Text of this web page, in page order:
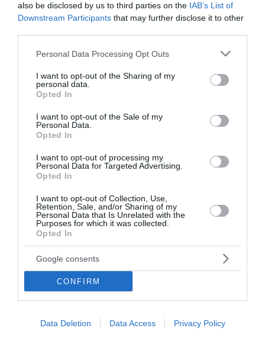
also be disclosed by us to third parties on the IAB’s List of
Downstream Participants that may further disclose it to other
Please note that this website/app uses one or more Google
not limited to your visit or usage behaviour. You may click to
grant or deny consent to Google and its third-party tags to
use your data for below specified purposes in below Google
consent section.
Personal Data Processing Opt Outs
I want to opt-out of the Sharing of my
personal data.
Opted In
I want to opt-out of the Sale of my
Personal Data.
Opted In
I want to opt-out of processing my
Personal Data for Targeted Advertising.
Opted In
I want to opt-out of Collection, Use,
Retention, Sale, and/or Sharing of my
Personal Data that Is Unrelated with the
Purposes for which it was collected.
Opted In
Google consents
CONFIRM
Data Deletion Data Access Privacy Policy
Χαρδαλιάς: «Καμία ανεμογεννήτρια σε καμένες και
ΗΠΑ: «Κοντά» σε συμφωνία για τα Στενά του Ορμούζ –
Επεκτείνεται η πρωτοβουλία για φθηνότερα βασικά
σούπερ μάρκετ
Μποτσουάνα: Ιπποπόταμος καταδίωξε τουριστικό
σκάφος – Το βίντεο που προκαλεί σοκ
Μεγάλη έξοδος των αδειούχων – Χιλιάδες ταξιδιώτες
Πίτα με κολοκυθάκια και τυριά
ΟΛΕΣ ΟΙ ΕΙΔΗΣΕΙΣ →
διαβάστε ακόμη